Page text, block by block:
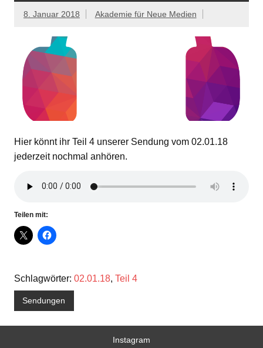
8. Januar 2018 Akademie für Neue Medien
Hier könnt ihr Teil 4 unserer Sendung vom 02.01.18
jederzeit nochmal anhören.
Teilen mit:
Schlagwörter: 02.01.18, Teil 4
Sendungen
Instagram